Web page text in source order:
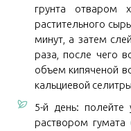
грунта отваром
растительного
минут, а затем
раза, после чего
объем кипяченой
кальциевой
5-й день: полейте
раствором